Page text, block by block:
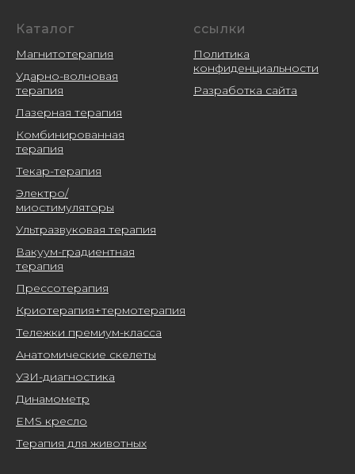
Каталог
Магнитотерапия
Ударно-волновая
терапия
Лазерная терапия
Комбинированная
терапия
Текар-терапия
Электро/
миостимуляторы
Ультразвуковая терапия
Вакуум-градиентная
терапия
Прессотерапия
Криотерапия+термотерапия
Тележки премиум-класса
Анатомические скелеты
УЗИ-диагностика
Динамометр
EMS кресло
Терапия для животных
ссылки
Политика
конфиденциальности
Разработка сайта